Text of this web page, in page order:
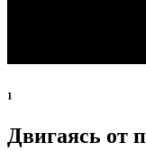
1
Двигаясь от